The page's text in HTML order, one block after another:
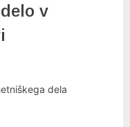
v
dela